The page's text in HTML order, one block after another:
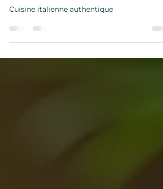
italienne authentique à Nice
Cuisine italienne authentique